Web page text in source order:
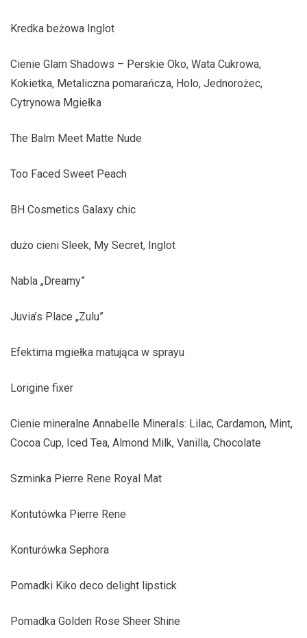
Kredka beżowa Inglot
Cienie Glam Shadows – Perskie Oko, Wata Cukrowa,
Kokietka, Metaliczna pomarańcza, Holo, Jednorożec,
Cytrynowa Mgiełka
The Balm Meet Matte Nude
Too Faced Sweet Peach
BH Cosmetics Galaxy chic
dużo cieni Sleek, My Secret, Inglot
Nabla „Dreamy”
Juvia’s Place „Zulu”
Efektima mgiełka matująca w sprayu
Lorigine fixer
Cienie mineralne Annabelle Minerals: Lilac, Cardamon, Mint,
Cocoa Cup, Iced Tea, Almond Milk, Vanilla, Chocolate
Szminka Pierre Rene Royal Mat
Kontutówka Pierre Rene
Konturówka Sephora
Pomadki Kiko deco delight lipstick
Pomadka Golden Rose Sheer Shine